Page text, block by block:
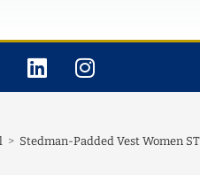
> Stedman-Padded Vest Women